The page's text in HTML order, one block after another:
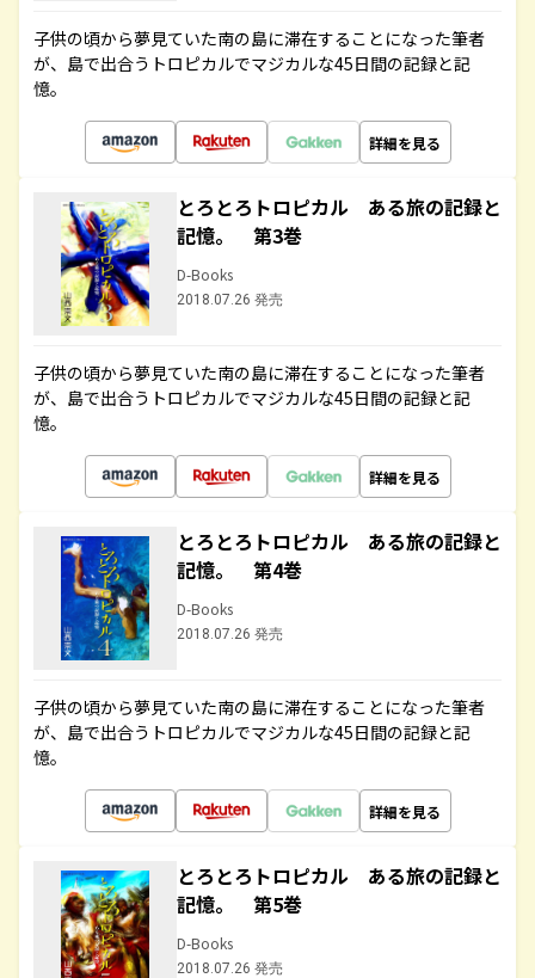
子供の頃から夢見ていた南の島に滞在することになった筆者
が、島で出合うトロピカルでマジカルな45日間の記録と記
憶。
詳細を見る
とろとろトロピカル ある旅の記録と
記憶。 第3巻
D-Books
2018.07.26 発売
子供の頃から夢見ていた南の島に滞在することになった筆者
が、島で出合うトロピカルでマジカルな45日間の記録と記
憶。
詳細を見る
とろとろトロピカル ある旅の記録と
記憶。 第4巻
D-Books
2018.07.26 発売
子供の頃から夢見ていた南の島に滞在することになった筆者
が、島で出合うトロピカルでマジカルな45日間の記録と記
憶。
詳細を見る
とろとろトロピカル ある旅の記録と
記憶。 第5巻
D-Books
2018.07.26 発売